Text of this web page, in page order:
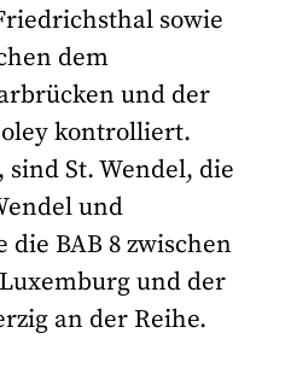
sowie
dem
und der
kontrolliert.
sind St. Wendel, die
und
BAB 8 zwischen
und der
an der Reihe.